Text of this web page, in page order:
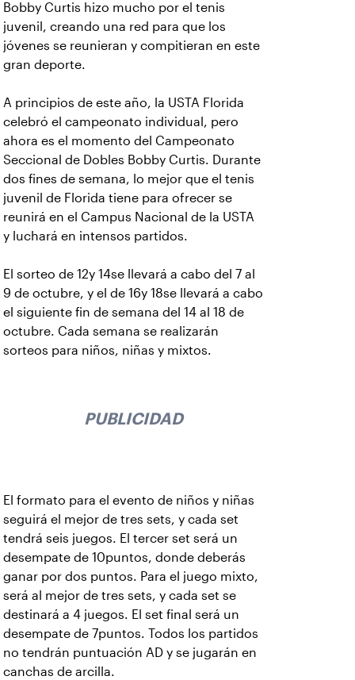
Bobby Curtis hizo mucho por el tenis
juvenil, creando una red para que los
jóvenes se reunieran y compitieran en este
gran deporte.
A principios de este año, la USTA Florida
celebró el campeonato individual, pero
ahora es el momento del Campeonato
Seccional de Dobles Bobby Curtis. Durante
dos fines de semana, lo mejor que el tenis
juvenil de Florida tiene para ofrecer se
reunirá en el Campus Nacional de la USTA
y luchará en intensos partidos.
El sorteo de 12y 14se llevará a cabo del 7 al
9 de octubre, y el de 16y 18se llevará a cabo
el siguiente fin de semana del 14 al 18 de
octubre. Cada semana se realizarán
sorteos para niños, niñas y mixtos.
PUBLICIDAD
El formato para el evento de niños y niñas
seguirá el mejor de tres sets, y cada set
tendrá seis juegos. El tercer set será un
desempate de 10puntos, donde deberás
ganar por dos puntos. Para el juego mixto,
será al mejor de tres sets, y cada set se
destinará a 4 juegos. El set final será un
desempate de 7puntos. Todos los partidos
no tendrán puntuación AD y se jugarán en
canchas de arcilla.